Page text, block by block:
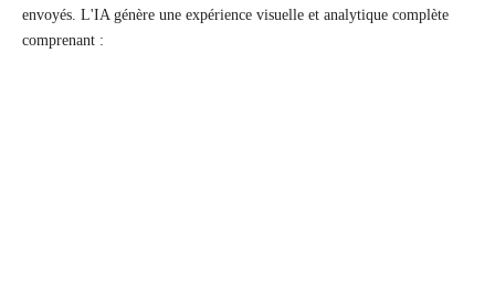
envoyés. L'IA génère une expérience visuelle et analytique complète
comprenant :